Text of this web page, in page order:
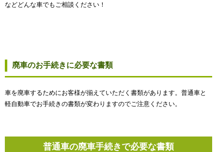
などどんな車でもご相談ください！
廃車のお手続きに必要な書類
車を廃車するためにお客様が揃えていただく書類があります。普通車と
軽自動車でお手続きの書類が変わりますのでご注意ください。
普通車の廃車手続きで必要な書類